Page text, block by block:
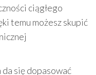
ciągłego
temu możesz skupić
się dopasować